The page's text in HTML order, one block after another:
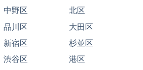
中野区
北区
品川区
大田区
新宿区
杉並区
渋谷区
港区